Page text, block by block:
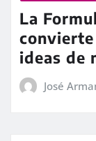
La
ideas de
José